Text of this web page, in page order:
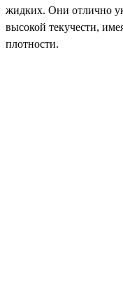
жидких. Они отлично
высокой текучести,
плотности.